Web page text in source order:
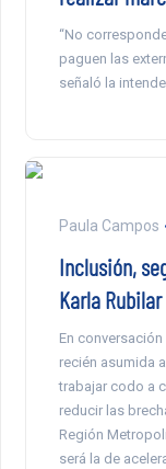
“No
paguen las
señaló la
Paula Campos
Inclusión,
Karla
En
recién asumida
trabajar codo a
reducir las
Región
será la de